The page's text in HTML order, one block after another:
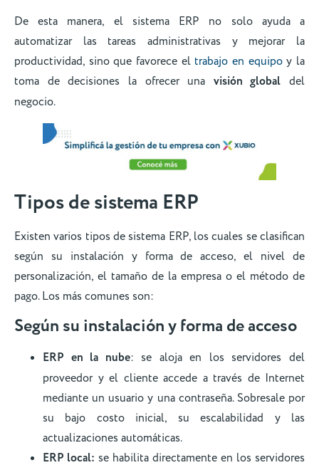
De esta manera, el sistema ERP no solo ayuda a
automatizar las tareas administrativas y mejorar la
productividad, sino que favorece el trabajo en equipoy la
toma de decisiones la ofrecer una visión global del
negocio.
Tipos de sistema ERP
Existen varios tipos de sistema ERP, los cuales se clasifican
según su instalación y forma de acceso, el nivel de
personalización, el tamaño de la empresa o el método de
pago. Los más comunes son:
Según su instalación y forma de acceso
ERP en la nube: se aloja en los servidores del
proveedor y el cliente accede a través de Internet
mediante un usuario y una contraseña. Sobresale por
su bajo costo inicial, su escalabilidad y las
actualizaciones automáticas.
ERP local: se habilita directamente en los servidores